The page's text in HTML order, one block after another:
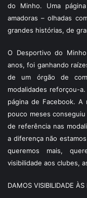
do Minho. Uma
amadoras – olhadas
grandes histórias, de
O Desportivo do
anos, foi ganhando
de um órgão de
modalidades reforçou-
página de Facebook.
pouco meses
de referência nas
a diferença não
queremos mais,
visibilidade aos clubes,
DAMOS VISIBILIDADE